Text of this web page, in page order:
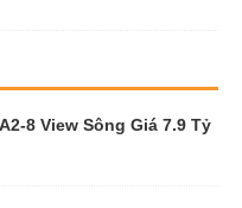
8 View Sông Giá 7.9 Tỷ